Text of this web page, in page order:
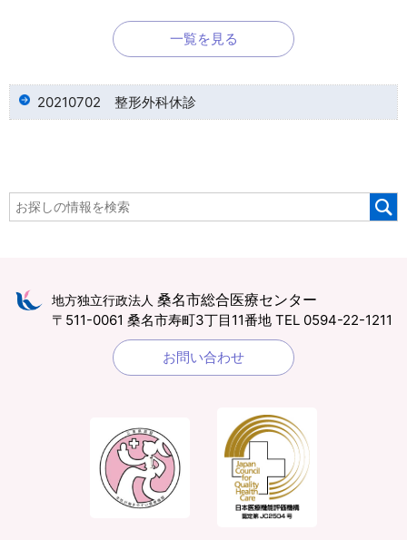
一覧を見る
20210702 整形外科休診
地方独立行政法人 桑名市総合医療センター
〒511-0061 桑名市寿町3丁目11番地 TEL 0594-22-1211
お問い合わせ